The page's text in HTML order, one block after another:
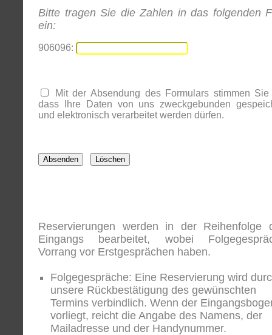
Bitte tragen Sie die Zahlen in das folgenden
ein:
906096:
Mit der Absendung des Formulars stimmen Sie
dass Ihre Daten von uns zweckgebunden
und elektronisch verarbeitet werden dürfen.
Reservierungen werden in der Reihenfolge
Eingangs bearbeitet, wobei
Vorrang vor Erstgesprächen haben.
Folgegespräche: Eine Reservierung wird
unsere Rückbestätigung des gewünschten
Termins verbindlich. Wenn der
vorliegt, reicht die Angabe des Namens, der
Mailadresse und der Handynummer.